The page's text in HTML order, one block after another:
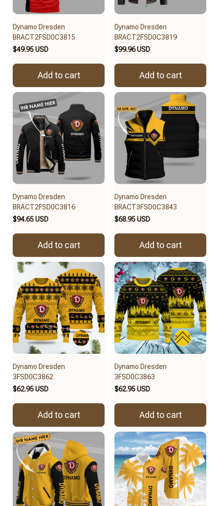
Dynamo Dresden
BRACT2FSD0C3815
$49.95 USD
Add to cart
Dynamo Dresden
BRACT2FSD0C3819
$99.96 USD
Add to cart
Dynamo Dresden
BRACT2FSD0C3816
$94.65 USD
Add to cart
Dynamo Dresden
BRACT3FSD0C3843
$68.95 USD
Add to cart
Dynamo Dresden
3FSD0C3862
$62.95 USD
Add to cart
Dynamo Dresden
3FSD0C3863
$62.95 USD
Add to cart